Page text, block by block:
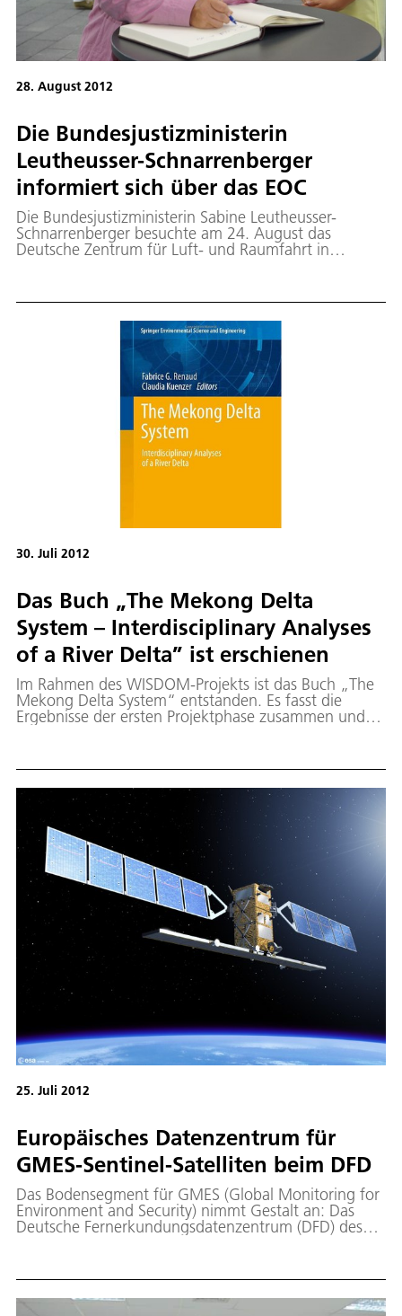
28. August 2012
Die Bundesjustizministerin
Leutheusser-Schnarrenberger
informiert sich über das EOC
Die Bundesjustizministerin Sabine Leutheusser-
Schnarrenberger besuchte am 24. August das
Deutsche Zentrum für Luft- und Raumfahrt in
Prof. Stefan Dech die Möglichkeiten der
und die Wirkungsweise des deutsch-indonesischen
Tsunami Frühwarnsystems GITEWS sowie die
Aktivierungen des ZKI im Bereich der zivilen
Sicherheit und Notfallkartierung. Sie zeigte sich
beeindruckt von der professionellen Umsetzung von
Forschungsergebnissen in konkrete Anwendungen
und der operationellen Unterstützung von
Kriseneinsatzkräften durch das ZKI.
30. Juli 2012
Das Buch „The Mekong Delta
System – Interdisciplinary Analyses
of a River Delta” ist erschienen
Im Rahmen des WISDOM-Projekts ist das Buch „The
Mekong Delta System“ entstanden. Es fasst die
Ergebnisse der ersten Projektphase zusammen und
die Wasser spezifischen Eigenschaften des Mekong
Herausforderungen analysieren. Das Mekong Delta
gehört einer Region an, die in Bezug auf Umwelt-
und Klimaveränderungen, insbesondere dem
Meeresspiegelanstieg, großen Herausforderungen
gegenüber steht.
25. Juli 2012
Europäisches Datenzentrum für
GMES-Sentinel-Satelliten beim DFD
Das Bodensegment für GMES (Global Monitoring for
Environment and Security) nimmt Gestalt an: Das
Deutsche Fernerkundungsdatenzentrum (DFD) des
für die GMES-Satelliten Sentinel-1 und Sentinel-3.